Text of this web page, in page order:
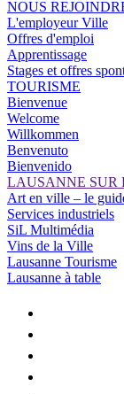
NOUS
L'employeur Ville
Offres d'emploi
Apprentissage
Stages et offres
TOURISME
Bienvenue
Welcome
Willkommen
Benvenuto
Bienvenido
LAUSANNE SUR
Art en ville – le
Services industriels
SiL Multimédia
Vins de la Ville
Lausanne Tourisme
Lausanne à table